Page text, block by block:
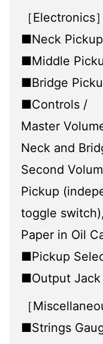
［Electronics］
■Neck
■Middle
■Bridge
■Controls /
Master
Neck and
Second
Pickup
toggle
Paper in Oil
■Pickup
■Output
［
■Strings